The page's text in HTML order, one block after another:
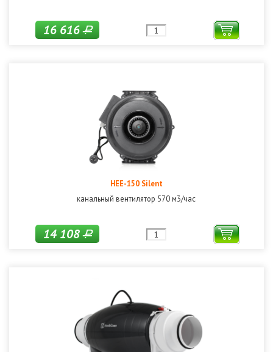
16 616Р
HEE-150 Silent
канальный вентилятор 570 м3/час
14 108Р